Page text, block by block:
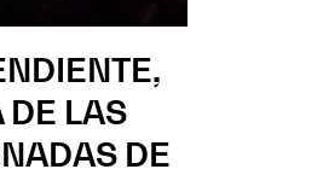
DE LAS
DE